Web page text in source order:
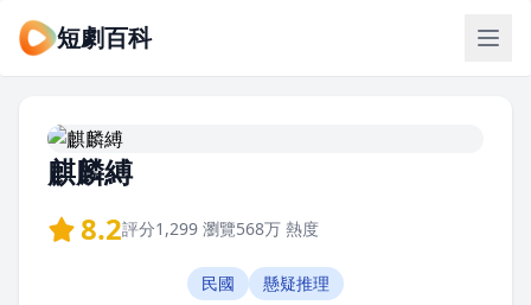
短劇百科
麒麟縛
8.2評分1,299 瀏覽568万 熱度
民國 懸疑推理